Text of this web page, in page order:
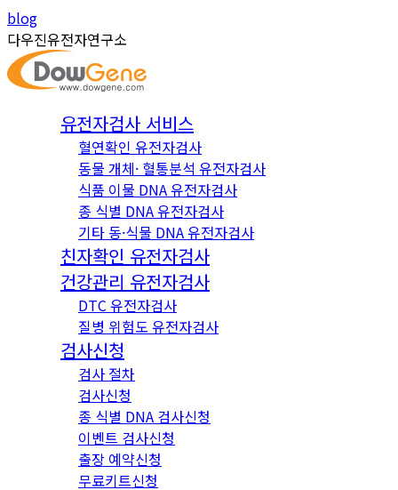
Skip
to
content
Instagram
page
opens
in
YouTube
page
opens
in
blog
다우진유전자연구소
유전자검사 서비스
혈연확인 유전자검사
동물 개체· 혈통분석 유전자검사
식품 이물 DNA 유전자검사
종 식별 DNA 유전자검사
기타 동·식물 DNA 유전자검사
친자확인 유전자검사
건강관리 유전자검사
DTC 유전자검사
질병 위험도 유전자검사
검사신청
검사 절차
검사신청
종 식별 DNA 검사신청
이벤트 검사신청
출장 예약신청
무료키트신청